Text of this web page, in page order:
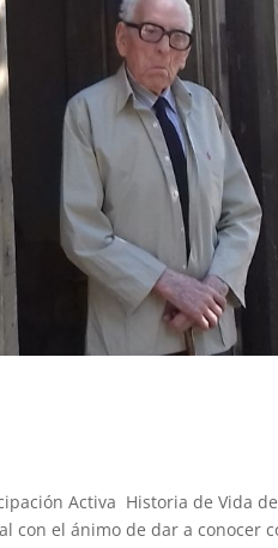
Activa Historia de Vida
el ánimo de dar a conocer